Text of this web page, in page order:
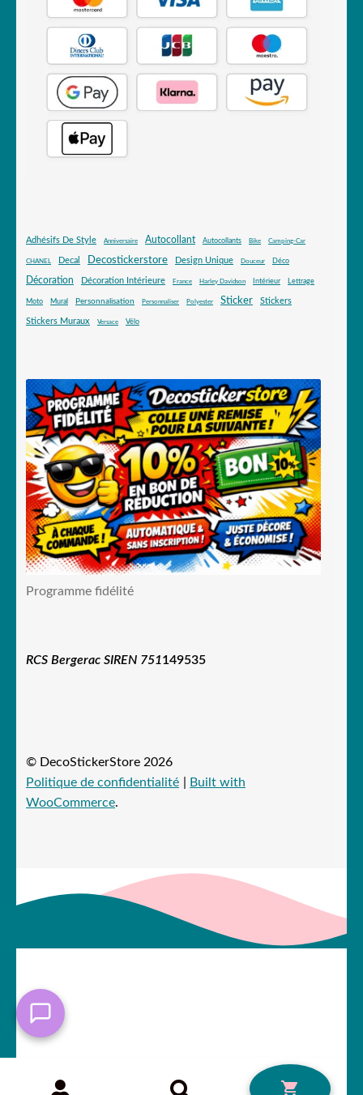
Adhésifs De Style Anniversaire Autocollant Autocollants Bike Camping-Car
CHANEL Decal Decostickerstore Design Unique Douceur Déco
Décoration Décoration Intérieure France Harley Davidson Intérieur Lettrage
Moto Mural Personnalisation Personnaliser Polyester Sticker Stickers
Stickers Muraux Versace Vélo
Programme fidélité
RCS Bergerac SIREN 751149535
© DecoStickerStore 2026
Politique de confidentialité
Built with
WooCommerce.
Recherche
RECHERCHE